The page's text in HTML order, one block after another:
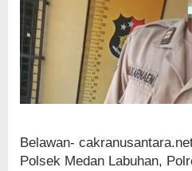
Belawan-
Polsek Medan Labuhan,